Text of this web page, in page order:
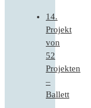
14.
Projekt
von
52
Projekten
–
Ballett